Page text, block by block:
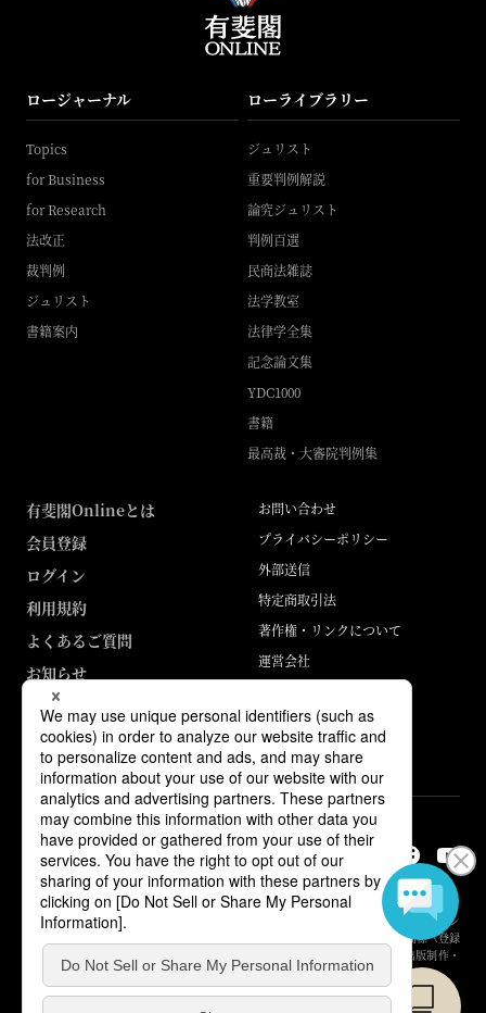
ロージャーナル
Topics
for Business
for Research
法改正
裁判例
ジュリスト
書籍案内
ローライブラリー
ジュリスト
重要判例解説
論究ジュリスト
判例百選
民商法雑誌
法学教室
法律学全集
記念論文集
YDC1000
書籍
最高裁・大審院判例集
有斐閣Onlineとは
会員登録
ログイン
利用規約
よくあるご質問
お知らせ
お問い合わせ
プライバシーポリシー
外部送信
特定商取引法
著作権・リンクについて
運営会社
ABJマークは、この電子書店・電子書籍配信サービスが、著作権者からコン
テンツ使用許諾を得た正規版配信サービスであることを示す登録商標（登録
番号 第6091713号）です。詳しくは［ABJマーク］または［電子出版制作・
流通協議会］で検索してください。